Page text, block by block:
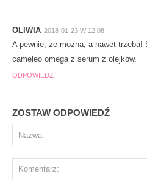
OLIWIA 2018-01-23 W 12:08
A pewnie, że można, a nawet trzeba!
cameleo omega z serum z olejków.
ODPOWIEDZ
ZOSTAW ODPOWIEDŹ